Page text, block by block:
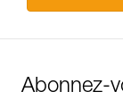
Abonnez-